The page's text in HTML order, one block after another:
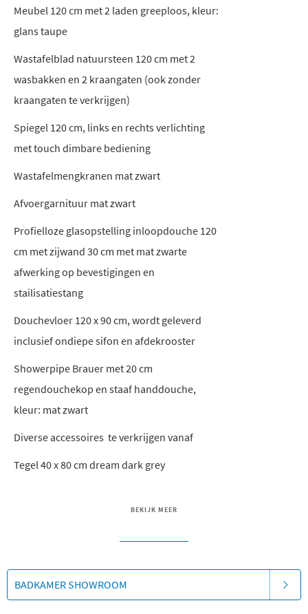
Meubel 120 cm met 2 laden greeploos, kleur:
glans taupe
Wastafelblad natuursteen 120 cm met 2
wasbakken en 2 kraangaten (ook zonder
kraangaten te verkrijgen)
Spiegel 120 cm, links en rechts verlichting
met touch dimbare bediening
Wastafelmengkranen mat zwart
Afvoergarnituur mat zwart
Profielloze glasopstelling inloopdouche 120
cm met zijwand 30 cm met mat zwarte
afwerking op bevestigingen en
stailisatiestang
Douchevloer 120 x 90 cm, wordt geleverd
inclusief ondiepe sifon en afdekrooster
Showerpipe Brauer met 20 cm
regendouchekop en staaf handdouche,
kleur: mat zwart
Diverse accessoires te verkrijgen vanaf
Tegel 40 x 80 cm dream dark grey
BEKIJK MEER
BADKAMER SHOWROOM